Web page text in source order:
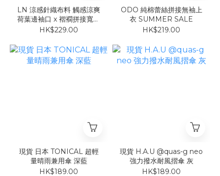
LN 涼感針織布料 觸感涼爽
荷葉邊袖口 x 褶襉拼接寬版
TOP
HK$229.00
ODO 純棉蕾絲拼接無袖上
衣 SUMMER SALE
HK$219.00
現貨 日本 TONICAL 超輕
量晴雨兼用傘 深藍
HK$189.00
現貨 H.A.U @quas-g neo
強力撥水耐風摺傘 灰
HK$189.00